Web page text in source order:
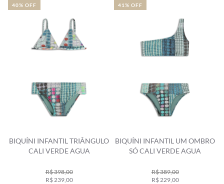
BIQUÍNI INFANTIL TRIÂNGULO
CALI VERDE AGUA
R$ 398,00
R$ 239,00
40% OFF
BIQUÍNI INFANTIL UM OMBRO
SÓ CALI VERDE AGUA
R$ 389,00
R$ 229,00
41% OFF